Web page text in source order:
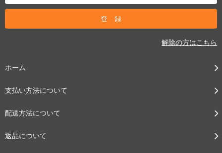
解除の方はこちら
ホーム
支払い方法について
配送方法について
返品について